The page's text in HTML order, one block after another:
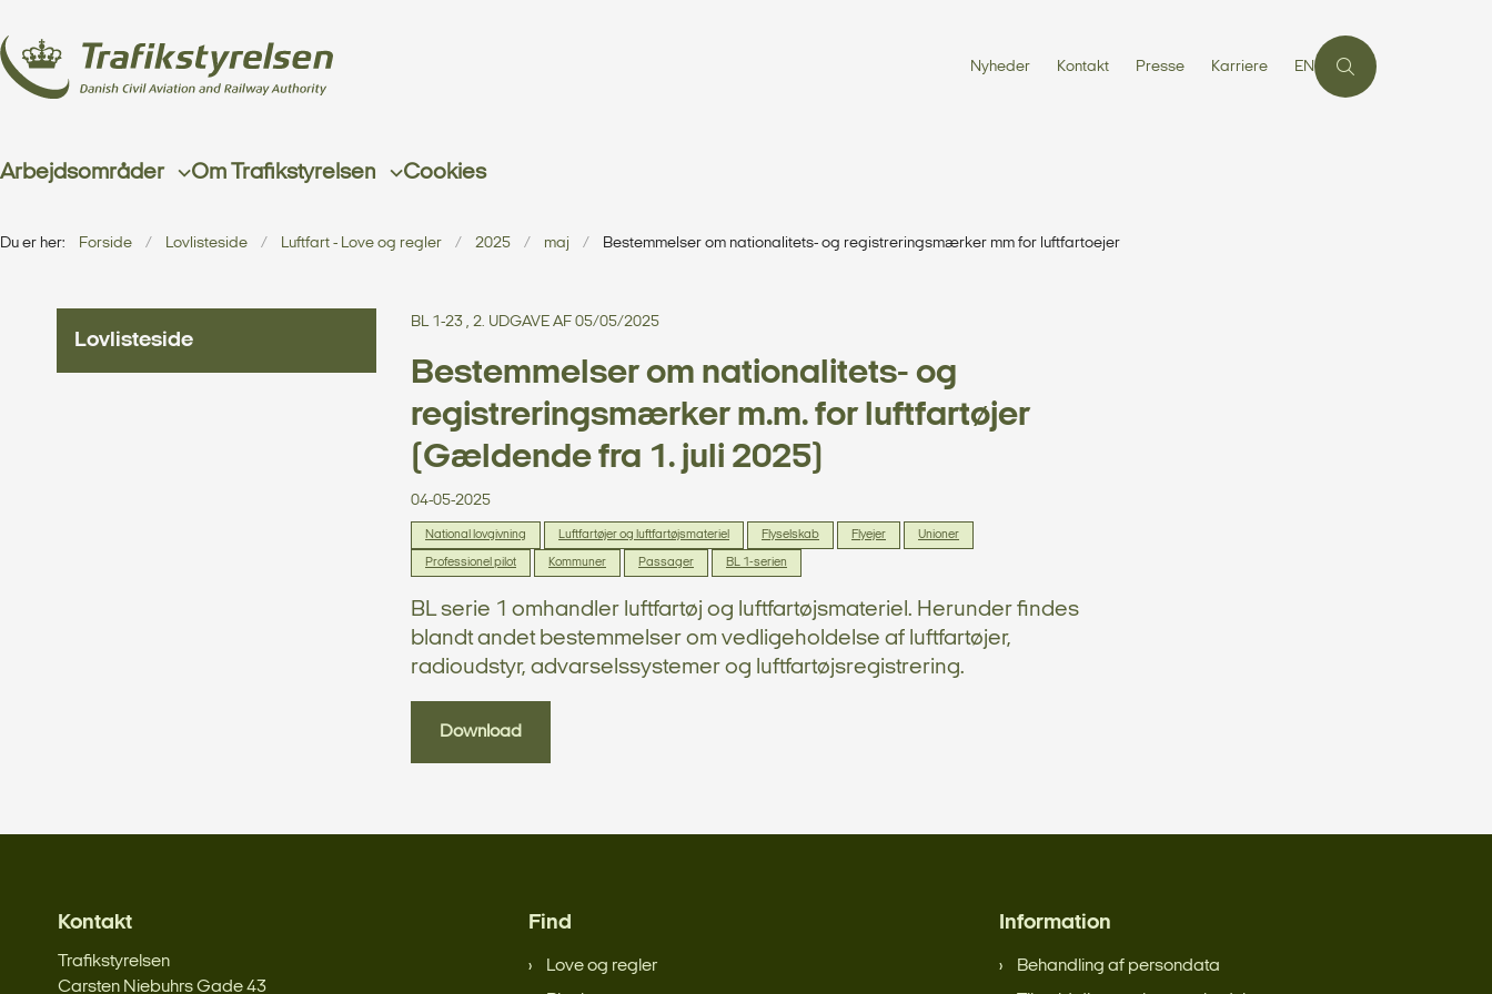
Nyheder Kontakt Presse Karriere EN
Arbejdsområder Om Trafikstyrelsen Cookies
Du er her: Forside Lovlisteside Luftfart - Love og regler 2025 maj Bestemmelser om nationalitets- og registreringsmærker mm for luftfartoejer
Lovlisteside
BL 1-23 , 2. UDGAVE AF 05/05/2025
Bestemmelser om nationalitets- og
registreringsmærker m.m. for luftfartøjer
(Gældende fra 1. juli 2025)
04-05-2025
National lovgivning Luftfartøjer og luftfartøjsmateriel Flyselskab Flyejer Unioner
Professionel pilot Kommuner Passager BL 1-serien
BL serie 1 omhandler luftfartøj og luftfartøjsmateriel. Herunder findes
blandt andet bestemmelser om vedligeholdelse af luftfartøjer,
radioudstyr, advarselssystemer og luftfartøjsregistrering.
Download
Kontakt
Trafikstyrelsen
Carsten Niebuhrs Gade 43
Find
Love og regler
Information
Behandling af persondata